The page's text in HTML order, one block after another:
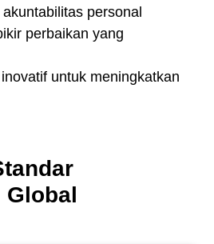
personal
perbaikan yang
untuk meningkatkan
Global